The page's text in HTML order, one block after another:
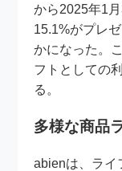
から2025年1
15.1%がプレ
かになった。
フトとしての
る。
多様な商品
abienは、ライ